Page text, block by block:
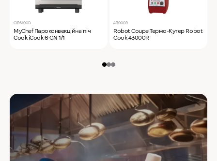
CIE6100D
MyChef Пароконвекційна піч
Cook iCook 6 GN 1/1
43000R
Robot Coupe Термо-Кутер Robot
Cook 43000R